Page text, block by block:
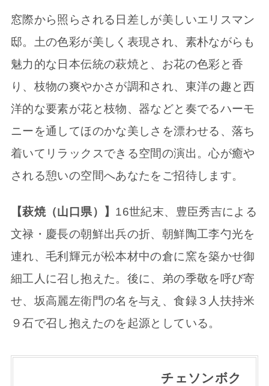
窓際から照らされる日差しが美しいエリスマン
邸。土の色彩が美しく表現され、素朴ながらも
魅力的な日本伝統の萩焼と、お花の色彩と香
り、枝物の爽やかさが調和され、東洋の趣と西
洋的な要素が花と枝物、器などと奏でるハーモ
ニーを通してほのかな美しさを漂わせる、落ち
着いてリラックスできる空間の演出。心が癒や
される憩いの空間へあなたをご招待します。
【萩焼（山口県）】 16世紀末、豊臣秀吉による
文禄・慶長の朝鮮出兵の折、朝鮮陶工李勺光を
連れ、毛利輝元が松本材中の倉に窯を築かせ御
細工人に召し抱えた。後に、弟の季敬を呼び寄
せ、坂高麗左衛門の名を与え、食録３人扶持米
９石で召し抱えたのを起源としている。
チェソンボク